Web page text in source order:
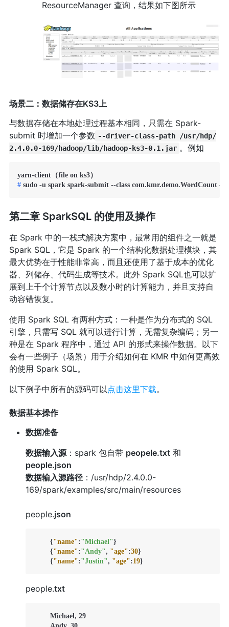
ResourceManager 查询，结果如下图所示
场景二：数据储存在KS3上
与数据存储在本地处理过程基本相同，只需在 Spark-
submit 时增加一个参数 --driver-class-path /usr/hdp/
2.4.0.0-169/hadoop/lib/hadoop-ks3-0.1.jar 。例如
# sudo -u spark spark-submit --class com.kmr.demo.WordCount
第二章 SparkSQL 的使用及操作
在 Spark 中的一栈式解决方案中，最常用的组件之一就是
Spark SQL，它是 Spark 的一个结构化数据处理模块，其
最大优势在于性能非常高，而且还使用了基于成本的优化
器、列储存、代码生成等技术。此外 Spark SQL也可以扩
展到上千个计算节点以及数小时的计算能力，并且支持自
动容错恢复。
使用 Spark SQL 有两种方式：一种是作为分布式的 SQL
引擎，只需写 SQL 就可以进行计算，无需复杂编码；另一
种是在 Spark 程序中，通过 API 的形式来操作数据。以下
会有一些例子（场景）用于介绍如何在 KMR 中如何更高效
的使用 Spark SQL。
以下例子中所有的源码可以 点击这里下载。
数据基本操作
数据准备
数据输入源：spark 包自带 peopele.txt和
people.json
数据输入源路径：/usr/hdp/2.4.0.0-
169/spark/examples/src/main/resources
people.json
{"name":"Michael"}
{"name":"Andy", "age":30}
{"name":"Justin", "age":19}
people.txt